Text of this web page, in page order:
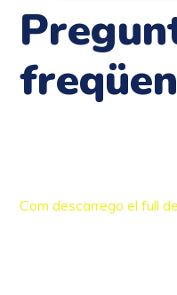
Com descarrego el full